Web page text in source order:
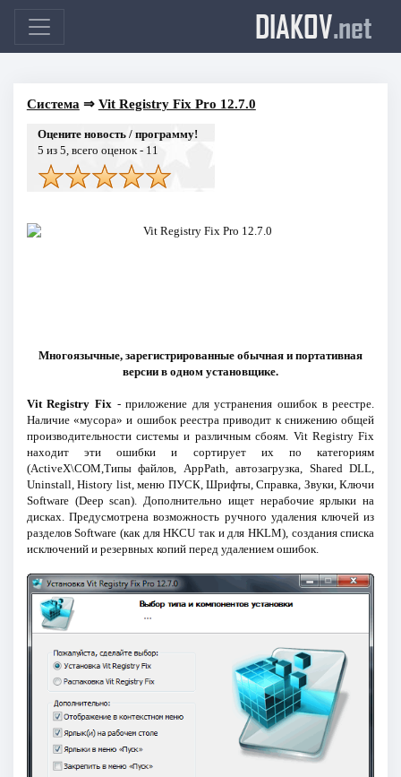
DIAKOV.net
Система ⇒ Vit Registry Fix Pro 12.7.0
Оцените новость / программу!
5 из 5, всего оценок - 11
Многоязычные, зарегистрированные обычная и портативная
версии в одном установщике.
Vit Registry Fix - приложение для устранения ошибок в реестре.
Наличие «мусора» и ошибок реестра приводит к снижению общей
производительности системы и различным сбоям. Vit Registry Fix
находит эти ошибки и сортирует их по категориям
(ActiveX\COM,Типы файлов, AppPath, автозагрузка, Shared DLL,
Uninstall, History list, меню ПУСК, Шрифты, Справка, Звуки, Ключи
Software (Deep scan). Дополнительно ищет нерабочие ярлыки на
дисках. Предусмотрена возможность ручного удаления ключей из
разделов Software (как для HKCU так и для HKLM), создания списка
исключений и резервных копий перед удалением ошибок.